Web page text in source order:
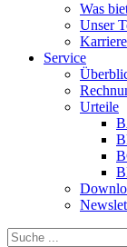
Was
Unser
Karriere
Service
Urteile